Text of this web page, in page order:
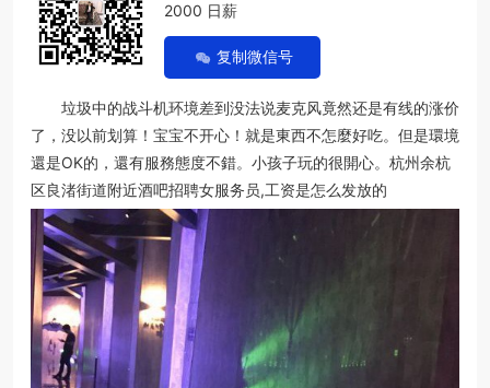
2000 日薪
复制微信号
垃圾中的战斗机环境差到没法说麦克风竟然还是有线的涨价
了，没以前划算！宝宝不开心！就是東西不怎麼好吃。但是環境
還是OK的，還有服務態度不錯。小孩子玩的很開心。杭州余杭
区良渚街道附近酒吧招聘女服务员,工资是怎么发放的